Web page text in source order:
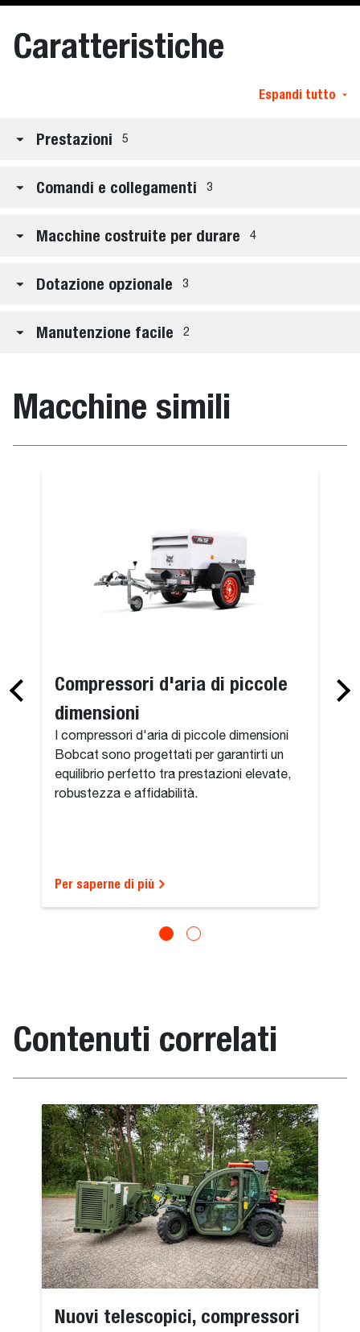
Caratteristiche
Espandi tutto
Prestazioni 5
Comandi e collegamenti 3
Macchine costruite per durare 4
Dotazione opzionale 3
Manutenzione facile 2
Macchine simili
Compressori d'aria di piccole
dimensioni
I compressori d'aria di piccole dimensioni
Bobcat sono progettati per garantirti un
equilibrio perfetto tra prestazioni elevate,
robustezza e affidabilità.
Per saperne di più
Contenuti correlati
Nuovi telescopici, compressori